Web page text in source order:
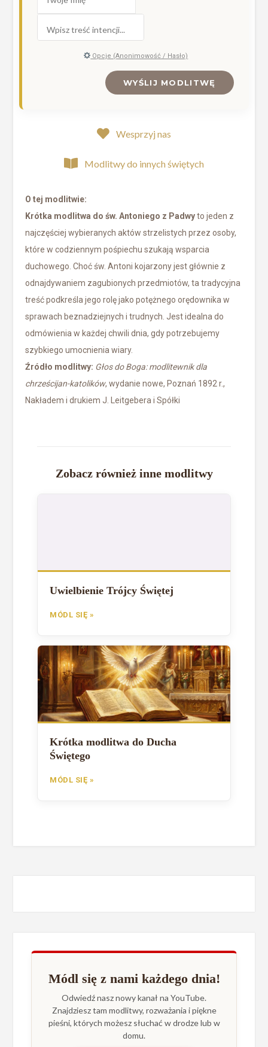
Opcje (Anonimowość / Hasło)
WYŚLIJ MODLITWĘ
Wesprzyj nas
Modlitwy do innych świętych
O tej modlitwie:
Krótka modlitwa do św. Antoniego z Padwyto jeden z
najczęściej wybieranych aktów strzelistych przez osoby,
które w codziennym pośpiechu szukają wsparcia
duchowego. Choć św. Antoni kojarzony jest głównie z
odnajdywaniem zagubionych przedmiotów, ta tradycyjna
treść podkreśla jego rolę jako potężnego orędownika w
sprawach beznadziejnych i trudnych. Jest idealna do
odmówienia w każdej chwili dnia, gdy potrzebujemy
szybkiego umocnienia wiary.
Źródło modlitwy: Głos do Boga: modlitewnik dla
chrześcijan-katolików, wydanie nowe, Poznań 1892 r.,
Nakładem i drukiem J. Leitgebera i Spółki
Zobacz również inne modlitwy
Uwielbienie Trójcy Świętej
MÓDL SIĘ »
Krótka modlitwa do Ducha
Świętego
MÓDL SIĘ »
Módl się z nami każdego dnia!
Odwiedź nasz nowy kanał na YouTube.
Znajdziesz tam modlitwy, rozważania i piękne
pieśni, których możesz słuchać w drodze lub w
domu.